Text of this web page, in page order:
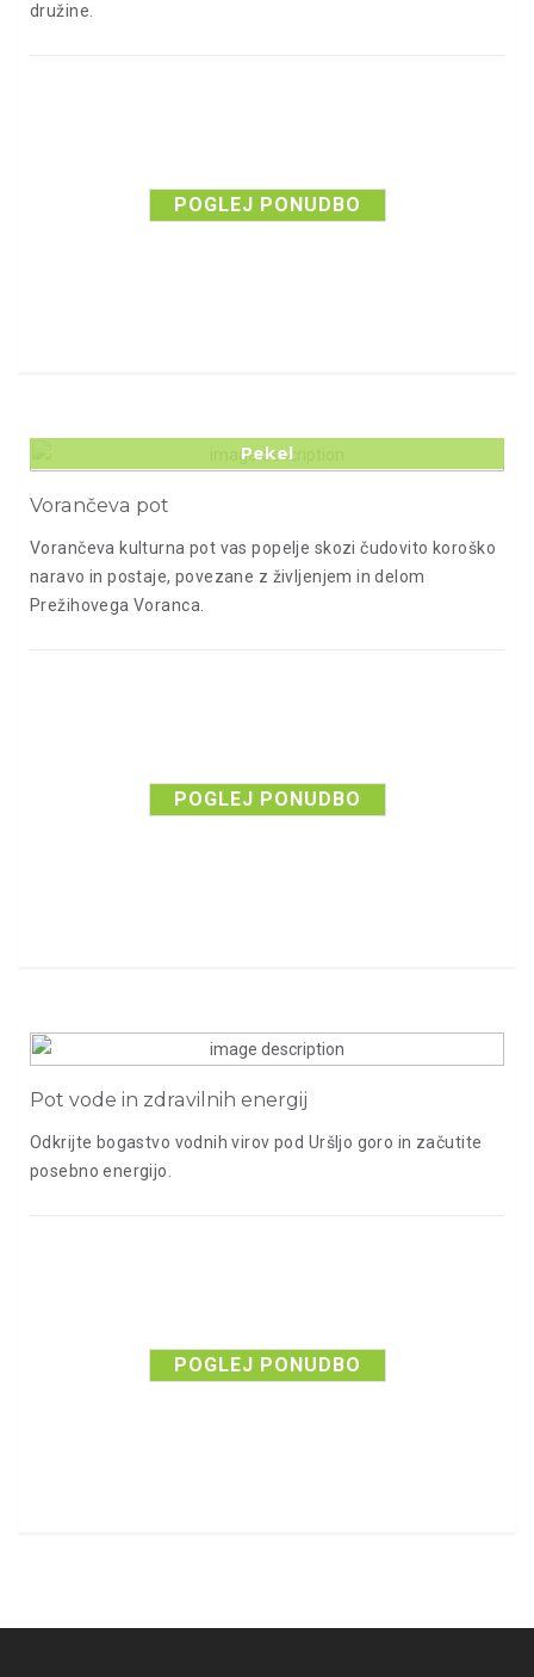
družine.
POGLEJ PONUDBO
Pekel
Vorančeva pot
Vorančeva kulturna pot vas popelje skozi čudovito koroško
naravo in postaje, povezane z življenjem in delom
Prežihovega Voranca.
POGLEJ PONUDBO
Pot vode in zdravilnih energij
Odkrijte bogastvo vodnih virov pod Uršljo goro in začutite
posebno energijo.
POGLEJ PONUDBO